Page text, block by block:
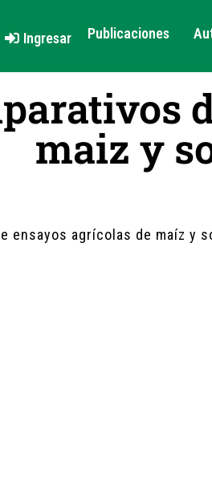
Ingresar Publicaciones
maiz y
ensayos agrícolas de maíz y